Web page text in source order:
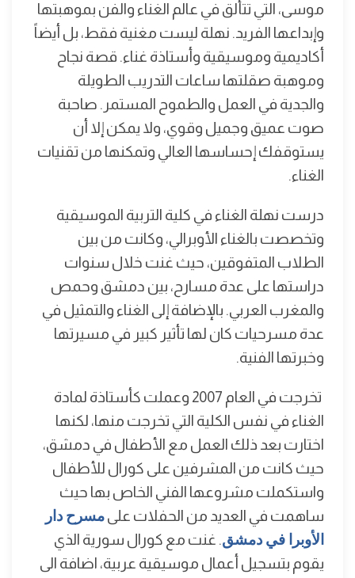
موسى، التي تتألق في عالم الغناء والفن بموهبتها
وإبداعها الفريد. نهلة ليست مغنية فقط، بل أيضاً
أكاديمية وموسيقية وأستاذة غناء. قصة نجاح
وموهبة صقلتها ساعات التدريب الطويلة
والجدية في العمل والطموح المستمر. صاحبة
صوت عميق وجميل وقوي، ولا يمكن إلا أن
يستوقفك إحساسها العالي وتمكنها من تقنيات
الغناء.
درست نهلة الغناء في كلية التربية الموسيقية
وتخصصت بالغناء الأوبرالي، وكانت من بين
الطلاب المتفوقين، حيث غنت خلال سنوات
دراستها على عدة مسارح، بين دمشق وحمص
والمغرب العربي. بالإضافة إلى الغناء والتمثيل في
عدة مسرحيات كان لها تأثير كبير في مسيرتها
وخبرتها الفنية.
تخرجت في العام 2007 وعملت كأستاذة لمادة
الغناء في نفس الكلية التي تخرجت منها، لكنها
اختارت بعد ذلك العمل مع الأطفال في دمشق،
حيث كانت من المشرفين على كورال للأطفال
واستكملت مشروعها الفني الخاص بها حيث
ساهمت في العديد من الحفلات علىمسرح دار
الأوبرا في دمشق. غنت مع كورال سورية الذي
يقوم بتسجيل أعمال موسيقية عربية، اضافة الى